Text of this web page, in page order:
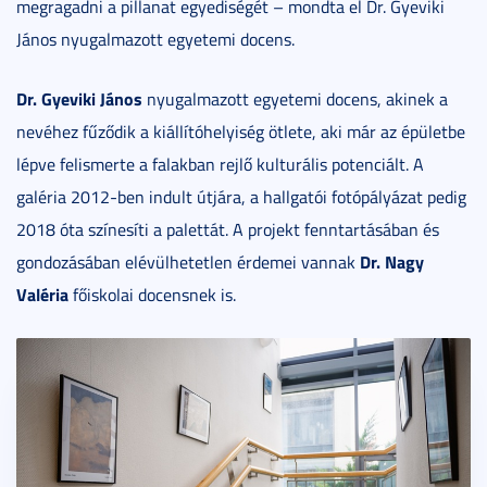
megragadni a pillanat egyediségét – mondta el Dr. Gyeviki
János nyugalmazott egyetemi docens.
Dr. Gyeviki János nyugalmazott egyetemi docens, akinek a
nevéhez fűződik a kiállítóhelyiség ötlete, aki már az épületbe
lépve felismerte a falakban rejlő kulturális potenciált. A
galéria 2012-ben indult útjára, a hallgatói fotópályázat pedig
2018 óta színesíti a palettát. A projekt fenntartásában és
gondozásában elévülhetetlen érdemei vannak Dr. Nagy
Valériafőiskolai docensnek is.